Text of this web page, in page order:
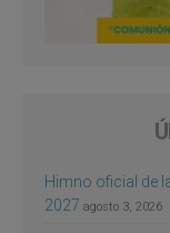
Himno oficial de
2027 agosto 3, 2026